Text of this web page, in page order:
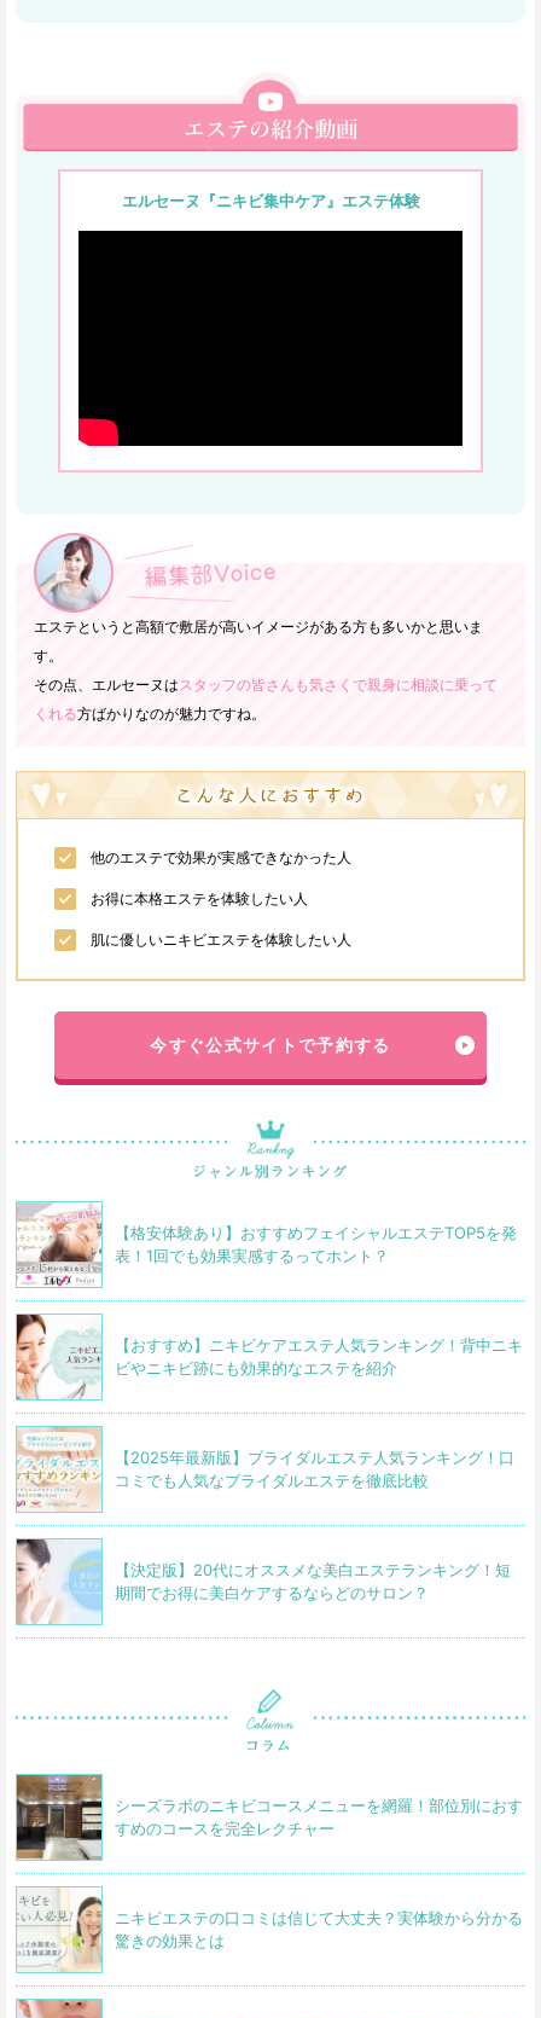
エルセーヌ『ニキビ集中ケア』エステ体験
エステというと高額で敷居が高いイメージがある方も多いかと思いま
す。
その点、エルセーヌは スタッフの皆さんも気さくで親身に相談に乗って
くれる方ばかりなのが魅力ですね。
他のエステで効果が実感できなかった人
お得に本格エステを体験したい人
肌に優しいニキビエステを体験したい人
今すぐ公式サイトで予約する
【格安体験あり】おすすめフェイシャルエステTOP5を発
表！1回でも効果実感するってホント？
【おすすめ】ニキビケアエステ人気ランキング！背中ニキ
ビやニキビ跡にも効果的なエステを紹介
【2025年最新版】ブライダルエステ人気ランキング！口
コミでも人気なブライダルエステを徹底比較
【決定版】20代にオススメな美白エステランキング！短
期間でお得に美白ケアするならどのサロン？
シーズラボのニキビコースメニューを網羅！部位別におす
すめのコースを完全レクチャー
ニキビエステの口コミは信じて大丈夫？実体験から分かる
驚きの効果とは